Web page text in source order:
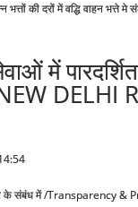
भत्तों की दरों में वद्धि
में
DELHI
के संबंध में /